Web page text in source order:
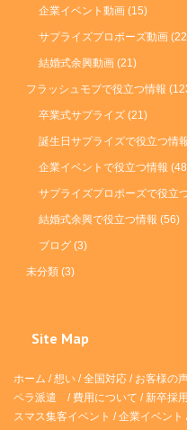
企業イベント動画 (15)
サプライズプロポーズ動画
結婚式余興動画 (21)
フラッシュモブで役立つ情報
卒業式サプライズ (21)
誕生日サプライズで役立つ情
企業イベントで役立つ情報
サプライズプロポーズで役立
結婚式余興で役立つ情報 (56)
ブログ (3)
未分類 (3)
Site Map
ホーム /想い /全国対応 / お客様の
ペラ派遣 / 費用について / 新卒採
スマス集客イベント /企業イベント